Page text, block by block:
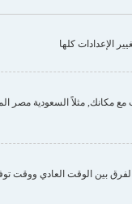
الإعدادات كلها
مثلاً السعودية مصر
بين الوقت العادي ووقت